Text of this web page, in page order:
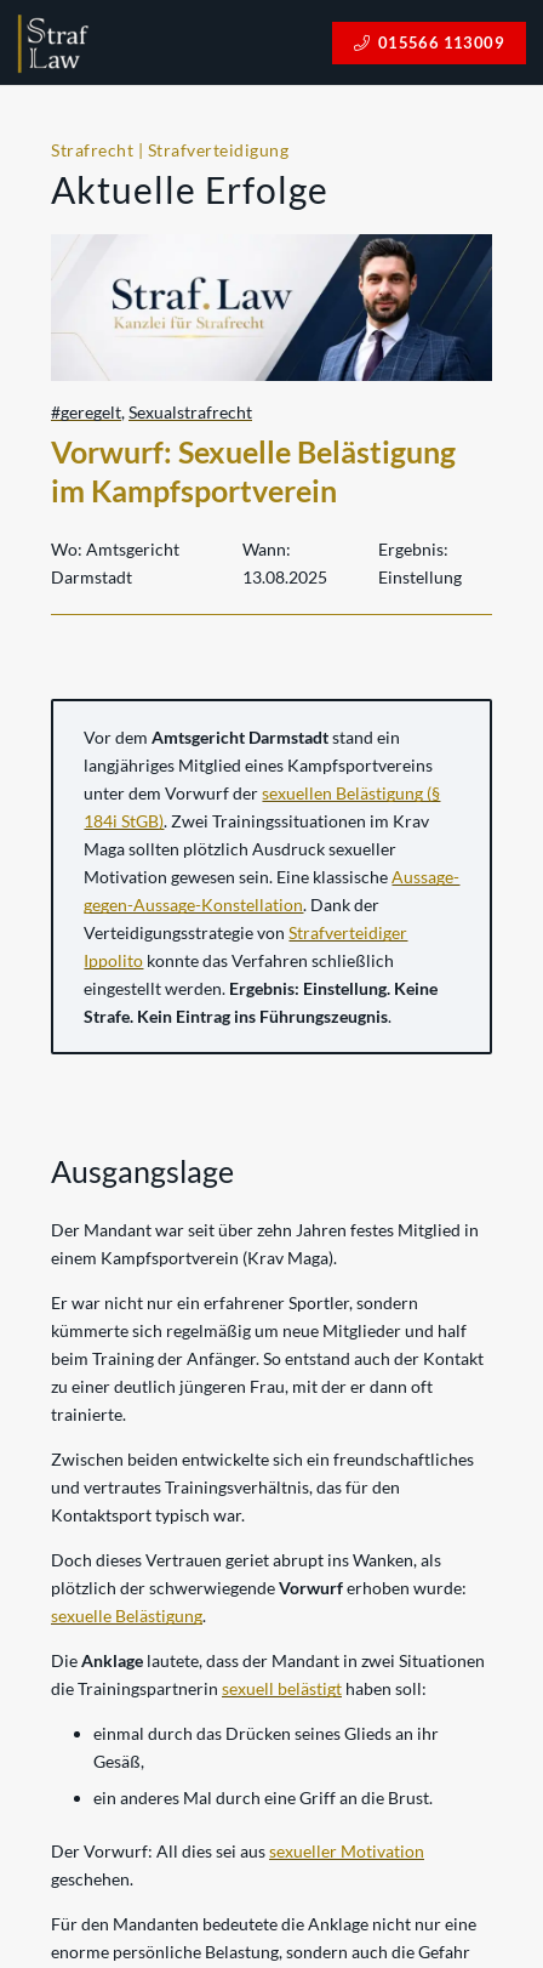
015566 113009
Strafrecht | Strafverteidigung
Aktuelle Erfolge
#geregelt,Sexualstrafrecht
Vorwurf: Sexuelle Belästigung
im Kampfsportverein
Wo: Amtsgericht
Darmstadt
Wann:
13.08.2025
Ergebnis:
Einstellung
Vor demAmtsgericht Darmstadtstand ein
langjähriges Mitglied eines Kampfsportvereins
unter dem Vorwurf dersexuellen Belästigung (§
184i StGB). Zwei Trainingssituationen im Krav
Maga sollten plötzlich Ausdruck sexueller
Motivation gewesen sein. Eine klassischeAussage-
gegen-Aussage-Konstellation. Dank der
Verteidigungsstrategie vonStrafverteidiger
Ippolito konnte das Verfahren schließlich
eingestellt werden. Ergebnis: Einstellung. Keine
Strafe. Kein Eintrag ins Führungszeugnis.
Ausgangslage
Der Mandant war seit über zehn Jahren festes Mitglied in
einem Kampfsportverein (Krav Maga).
Er war nicht nur ein erfahrener Sportler, sondern
kümmerte sich regelmäßig um neue Mitglieder und half
beim Training der Anfänger. So entstand auch der Kontakt
zu einer deutlich jüngeren Frau, mit der er dann oft
trainierte.
Zwischen beiden entwickelte sich ein freundschaftliches
und vertrautes Trainingsverhältnis, das für den
Kontaktsport typisch war.
Doch dieses Vertrauen geriet abrupt ins Wanken, als
plötzlich der schwerwiegendeVorwurferhoben wurde:
sexuelle Belästigung.
DieAnklage lautete, dass der Mandant in zwei Situationen
die Trainingspartnerin sexuell belästigt haben soll:
einmal durch das Drücken seines Glieds an ihr
Gesäß,
ein anderes Mal durch eine Griff an die Brust.
Der Vorwurf: All dies sei aussexueller Motivation
geschehen.
Für den Mandanten bedeutete die Anklage nicht nur eine
enorme persönliche Belastung, sondern auch die Gefahr